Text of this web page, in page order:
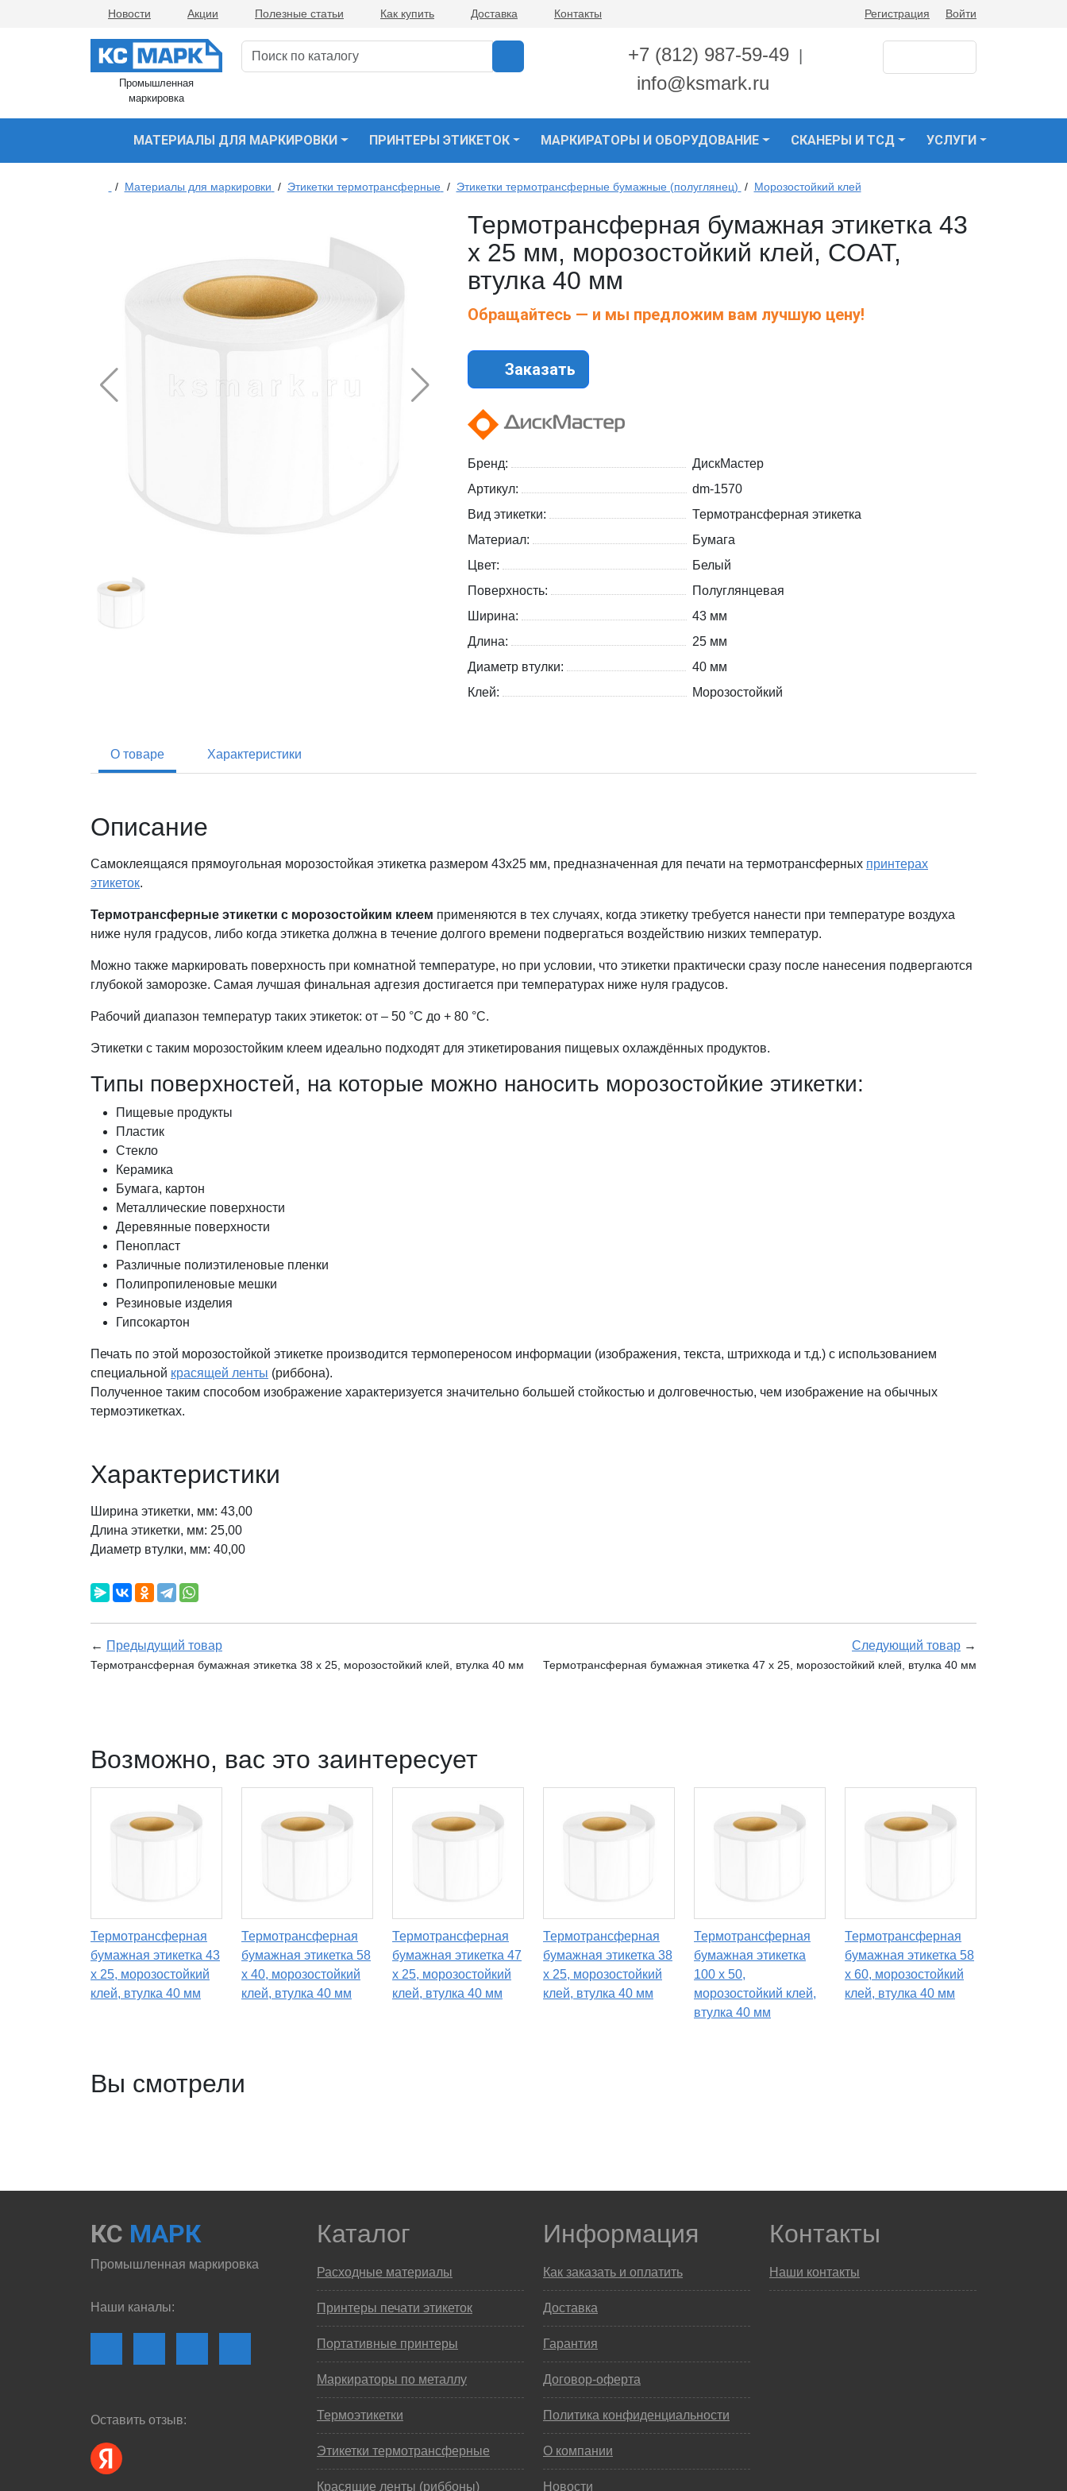
Новости Акции Полезные статьи Как купить Доставка Контакты Регистрация Войти
Промышленная
маркировка
+7 (812) 987-59-49
info@ksmark.ru
МАТЕРИАЛЫ ДЛЯ МАРКИРОВКИ ПРИНТЕРЫ ЭТИКЕТОК МАРКИРАТОРЫ И ОБОРУДОВАНИЕ СКАНЕРЫ И ТСД УСЛУГИ
/ Материалы для маркировки / Этикетки термотрансферные / Этикетки термотрансферные бумажные (полуглянец) / Морозостойкий клей
Термотрансферная бумажная этикетка 43
х 25 мм, морозостойкий клей, COAT,
втулка 40 мм
Обращайтесь — и мы предложим вам лучшую цену!
Заказать
Бренд:
ДискМастер
Артикул:
dm-1570
Вид этикетки:
Термотрансферная этикетка
Материал:
Бумага
Цвет:
Белый
Поверхность:
Полуглянцевая
Ширина:
43 мм
Длина:
25 мм
Диаметр втулки:
40 мм
Клей:
Морозостойкий
О товаре Характеристики
Описание
Самоклеящаяся прямоугольная морозостойкая этикетка размером 43х25 мм, предназначенная для печати на термотрансферных принтерах
этикеток.
Термотрансферные этикетки с морозостойким клеем применяются в тех случаях, когда этикетку требуется нанести при температуре воздуха
ниже нуля градусов, либо когда этикетка должна в течение долгого времени подвергаться воздействию низких температур.
Можно также маркировать поверхность при комнатной температуре, но при условии, что этикетки практически сразу после нанесения подвергаются
глубокой заморозке. Самая лучшая финальная адгезия достигается при температурах ниже нуля градусов.
Рабочий диапазон температур таких этикеток: от – 50 °C до + 80 °C.
Этикетки с таким морозостойким клеем идеально подходят для этикетирования пищевых охлаждённых продуктов.
Типы поверхностей, на которые можно наносить морозостойкие этикетки:
Пищевые продукты
Пластик
Стекло
Керамика
Бумага, картон
Металлические поверхности
Деревянные поверхности
Пенопласт
Различные полиэтиленовые пленки
Полипропиленовые мешки
Резиновые изделия
Гипсокартон
Печать по этой морозостойкой этикетке производится термопереносом информации (изображения, текста, штрихкода и т.д.) с использованием
специальной красящей ленты (риббона).
Полученное таким способом изображение характеризуется значительно большей стойкостью и долговечностью, чем изображение на обычных
термоэтикетках.
Характеристики
Ширина этикетки, мм: 43,00
Длина этикетки, мм: 25,00
Диаметр втулки, мм: 40,00
← Предыдущий товар
Термотрансферная бумажная этикетка 38 х 25, морозостойкий клей, втулка 40 мм
Следующий товар →
Термотрансферная бумажная этикетка 47 х 25, морозостойкий клей, втулка 40 мм
Возможно, вас это заинтересует
Термотрансферная
бумажная этикетка 43
х 25, морозостойкий
клей, втулка 40 мм
Термотрансферная
бумажная этикетка 58
х 40, морозостойкий
клей, втулка 40 мм
Термотрансферная
бумажная этикетка 47
х 25, морозостойкий
клей, втулка 40 мм
Термотрансферная
бумажная этикетка 38
х 25, морозостойкий
клей, втулка 40 мм
Термотрансферная
бумажная этикетка
100 х 50,
морозостойкий клей,
втулка 40 мм
Термотрансферная
бумажная этикетка 58
х 60, морозостойкий
клей, втулка 40 мм
Вы смотрели
КС МАРК
Промышленная маркировка
Наши каналы:
Оставить отзыв:
Каталог
Расходные материалы
Принтеры печати этикеток
Портативные принтеры
Маркираторы по металлу
Термоэтикетки
Этикетки термотрансферные
Красящие ленты (риббоны)
Информация
Как заказать и оплатить
Доставка
Гарантия
Договор-оферта
Политика конфиденциальности
О компании
Новости
Контакты
Наши контакты